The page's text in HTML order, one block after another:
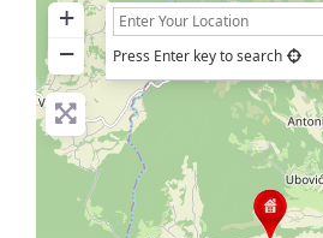
+
−
Press Enter key to search